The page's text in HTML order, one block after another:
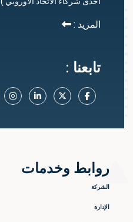
المزيد :
تابعنا :
روابط وخدمات
الشركة
الإدارة